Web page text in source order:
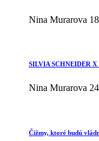
Nina Murarova
SILVIA SCHNEIDER
Nina Murarova
Čižmy, ktoré budú